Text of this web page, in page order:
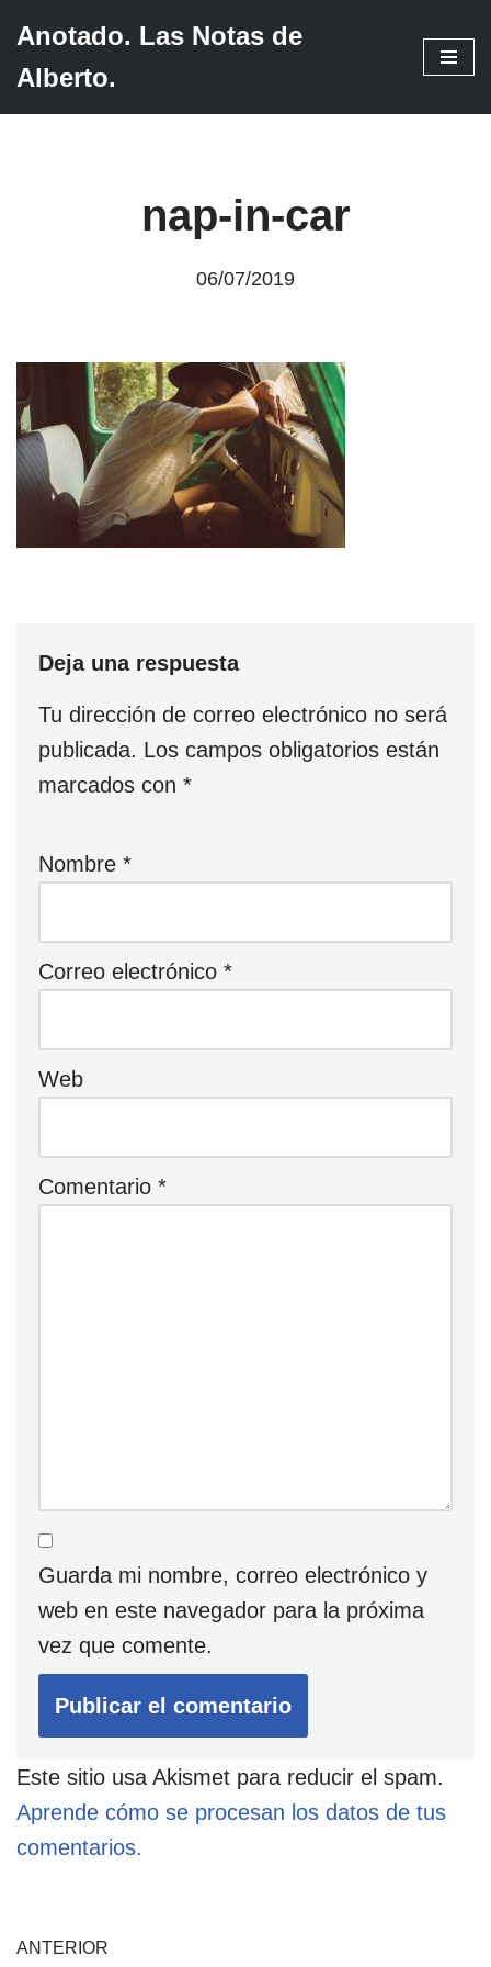
Saltar
Anotado. Las Notas de
Alberto.
nap-in-car
06/07/2019
Deja una respuesta
Tu dirección de correo electrónico no será
publicada. Los campos obligatorios están
marcados con *
Nombre *
Correo electrónico *
Web
Comentario *
Guarda mi nombre, correo electrónico y
web en este navegador para la próxima
vez que comente.
Este sitio usa Akismet para reducir el spam.
Aprende cómo se procesan los datos de tus
comentarios.
ANTERIOR